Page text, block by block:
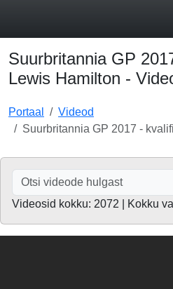
Suurbritannia GP
Lewis Hamilton -
Portaal
Videod
Suurbritannia GP 2017 -
Videosid kokku: 2072 | Kokku